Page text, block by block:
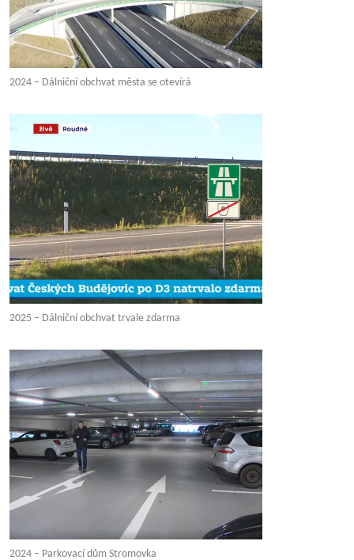
2024 – Dálniční obchvat města se otevírá
2025 – Dálniční obchvat trvale zdarma
2024 – Parkovací dům Stromovka